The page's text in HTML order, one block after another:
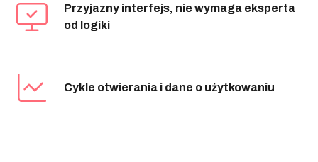
Przyjazny interfejs, nie wymaga eksperta
od logiki
Cykle otwierania i dane o użytkowaniu